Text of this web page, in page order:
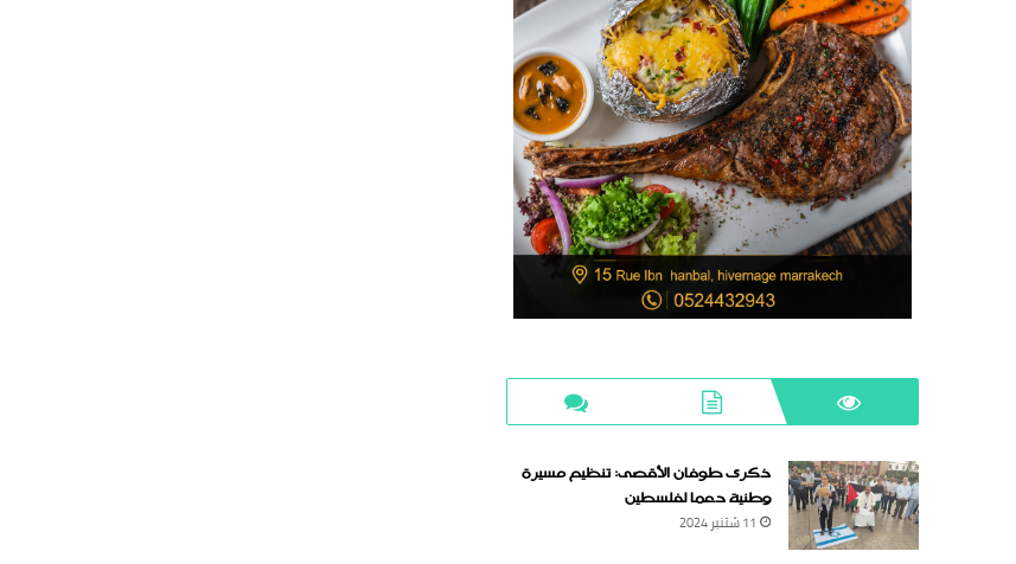
ذكرى طوفان الأقصى: تنظيم مسيرة
وطنية دعما لفلسطين
11 شتنبر 2024